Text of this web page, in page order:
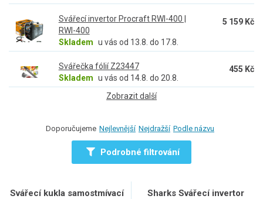
Svářecí invertor Procraft RWI-400 |
RWI-400
Skladem u vás od 13.8. do 17.8.
5 159 Kč
Svářečka fólií Z23447
Skladem u vás od 14.8. do 20.8.
455 Kč
Zobrazit další
Doporučujeme Nejlevnější Nejdražší Podle názvu
Podrobné filtrování
Svářecí kukla samostmívací
Sharks Svářecí invertor